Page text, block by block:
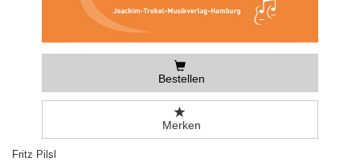
Bestellen
Merken
Fritz Pilsl